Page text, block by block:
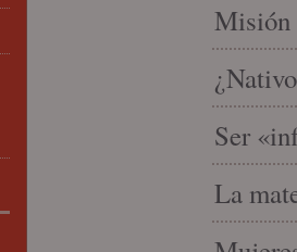
Misión
Ser
La